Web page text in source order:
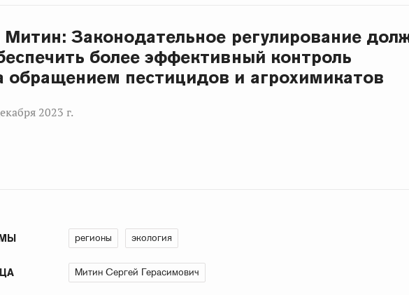
Митин: Законодательное регулирование
более эффективный контроль
обращением пестицидов и агрохимикатов
2023 г.
регионы экология
Митин Сергей Герасимович